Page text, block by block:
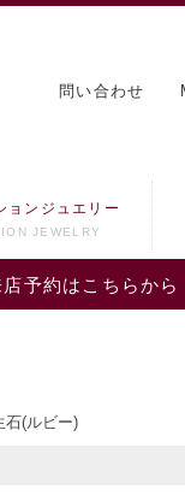
問い合わせ
予約はこちらから
ョンジュエリー
JEWELRY
石(ルビー)